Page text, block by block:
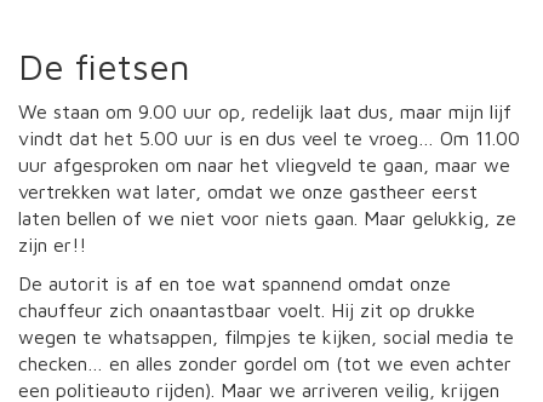
De fietsen
We staan om 9.00 uur op, redelijk laat dus, maar mijn lijf
vindt dat het 5.00 uur is en dus veel te vroeg… Om 11.00
uur afgesproken om naar het vliegveld te gaan, maar we
vertrekken wat later, omdat we onze gastheer eerst
laten bellen of we niet voor niets gaan. Maar gelukkig, ze
zijn er!!
De autorit is af en toe wat spannend omdat onze
chauffeur zich onaantastbaar voelt. Hij zit op drukke
wegen te whatsappen, filmpjes te kijken, social media te
checken… en alles zonder gordel om (tot we even achter
een politieauto rijden). Maar we arriveren veilig, krijgen